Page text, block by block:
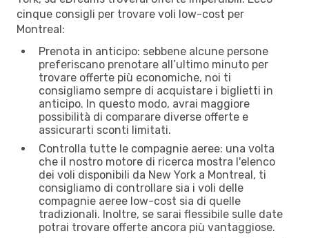
cinque consigli per trovare voli low-cost per
Montreal:
Prenota in anticipo: sebbene alcune persone
preferiscano prenotare all’ultimo minuto per
trovare offerte più economiche, noi ti
consigliamo sempre di acquistare i biglietti in
anticipo. In questo modo, avrai maggiore
possibilità di comparare diverse offerte e
assicurarti sconti limitati.
Controlla tutte le compagnie aeree: una volta
che il nostro motore di ricerca mostra l'elenco
dei voli disponibili da New York a Montreal, ti
consigliamo di controllare sia i voli delle
compagnie aeree low-cost sia di quelle
tradizionali. Inoltre, se sarai flessibile sulle date
potrai trovare offerte ancora più vantaggiose.